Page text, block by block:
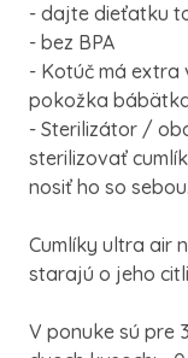
- dajte dieťatku
- bez BPA
- Kotúč má extra
pokožka
- Sterilizátor /
sterilizovať
nosiť ho so sebou.
Cumlíky ultra air
starajú o jeho
V ponuke sú pre